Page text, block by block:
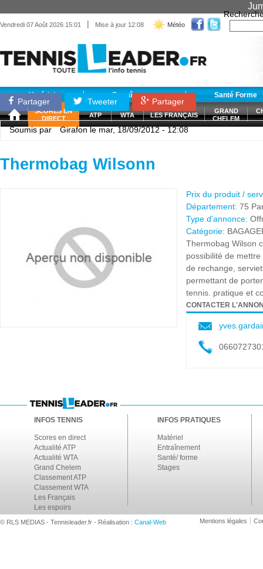
Vendredi 07 Août 2026 15:01 | Mise à jour 12:08 Météo
Matériel Entraînement Santé Forme
SCORES EN
DIRECT
ATP WTA LES FRANÇAIS
GRAND
CHELEM
Partager Tweeter Partager
Soumis par Girafonle mar, 18/09/2012 - 12:08
Thermobag Wilsonn
Prix du produit /
Département: 75
Type d'annonce:
Catégorie:
Thermobag Wilson
possibilité de
de rechange,
permettant de
tennis. pratique et
CONTACTER
INFOS TENNIS
Scores en direct
Actualité ATP
Actualité WTA
Grand Chelem
Classement ATP
Classement WTA
Les Français
Les espoirs
INFOS PRATIQUES
Matériel
Entraînement
Santé/ forme
Stages
© RLS MEDIAS - Tennisleader.fr - Réalisation : Canal-Web Mentions légales